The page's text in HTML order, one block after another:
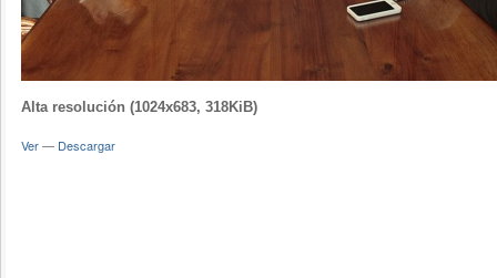
Alta resolución (1024x683, 318KiB)
Ver— Descargar